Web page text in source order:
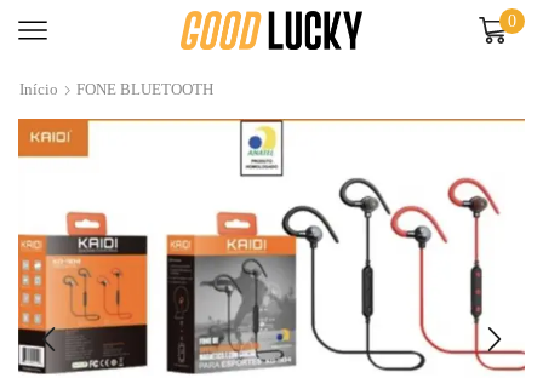
0
Início FONE BLUETOOTH